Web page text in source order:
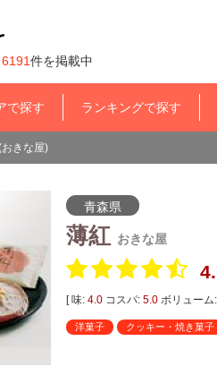
6191件を掲載中
で探す ランキングで探す
きな屋)
青森県
薄紅 おきな屋
[ 味: 4.0コスパ: 5.0ボリューム:
洋菓子 クッキー・焼き菓子